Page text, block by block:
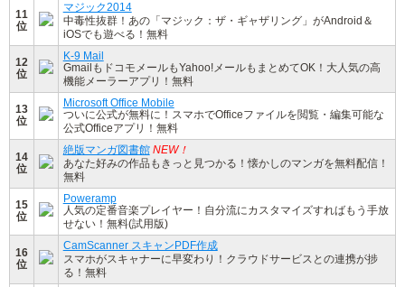
11
位
マジック2014
中毒性抜群！あの「マジック：ザ・ギャザリング」がAndroid＆
iOSでも遊べる！無料
12
位
K-9 Mail
GmailもドコモメールもYahoo!メールもまとめてOK！大人気の高
機能メーラーアプリ！無料
13
位
Microsoft Office Mobile
ついに公式が無料に！スマホでOfficeファイルを閲覧・編集可能な
公式Officeアプリ！無料
14
位
絶版マンガ図書館 NEW！
あなた好みの作品もきっと見つかる！懐かしのマンガを無料配信！
無料
15
位
Poweramp
人気の定番音楽プレイヤー！自分流にカスタマイズすればもう手放
せない！無料(試用版)
16
位
CamScanner スキャンPDF作成
スマホがスキャナーに早変わり！クラウドサービスとの連携が捗
る！無料